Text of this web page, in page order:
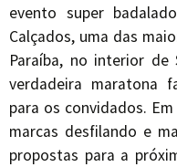
evento super
Calçados, uma das
Paraíba, no interior de
verdadeira maratona
para os convidados.
marcas desfilando e
propostas para a